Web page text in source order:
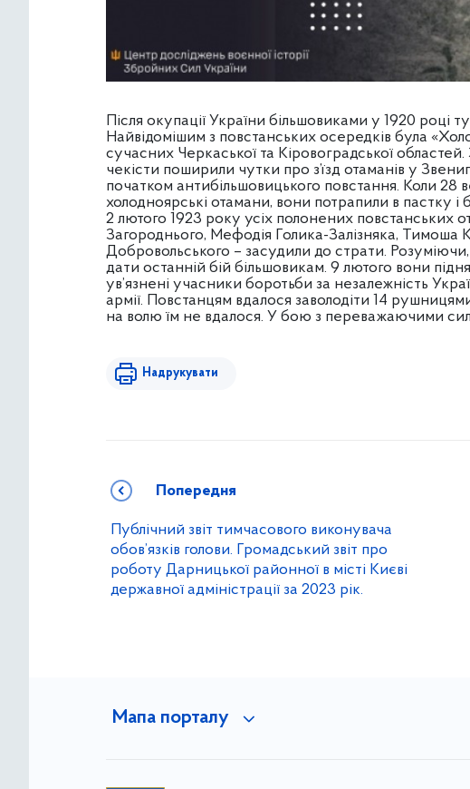
Після окупації України більшовиками у 1920 році
Найвідомішим з повстанських осередків була
сучасних Черкаської та Кіровоградської
чекісти поширили чутки про з’їзд отаманів у
початком антибільшовицького повстання. Коли 28
холодноярські отамани, вони потрапили в пастку і
2 лютого 1923 року усіх полонених повстанських
Загороднього, Мефодія Голика-Залізняка, Тимоша
Добровольського – засудили до страти. Розуміючи,
дати останній бій більшовикам. 9 лютого вони
ув’язнені учасники боротьби за незалежність
армії. Повстанцям вдалося заволодіти 14
на волю їм не вдалося. У бою з переважаючими
Надрукувати
Попередня
Публічний звіт тимчасового виконувача
обов’язків голови. Громадський звіт про
роботу Дарницької районної в місті Києві
державної адміністрації за 2023 рік.
Мапа порталу